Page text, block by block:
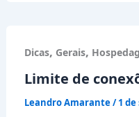
Dicas, Gerais,
Limite de
Leandro Amarante/1